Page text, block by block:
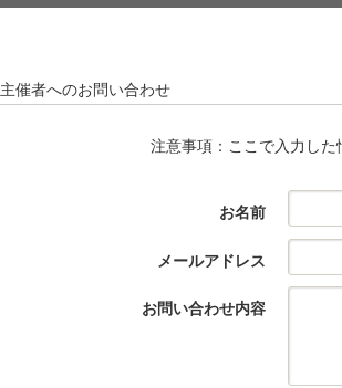
主催者へのお問い合わせ
注意事項：ここで入力した
お名前
メールアドレス
お問い合わせ内容